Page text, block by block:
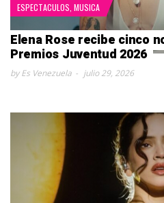
ESPECTACULOS MUSICA
Elena Rose recibe cinco
Premios Juventud 2026
by Es Venezuela julio 29, 2026